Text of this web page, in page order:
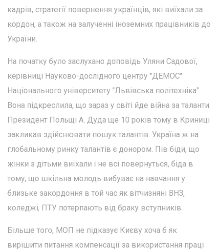
кадрів, стратегії повернення українців, які виїхали за
кордон, а також на залученні іноземних працівників до
України.
На початку було заслухано доповідь Уляни Садової,
керівниці Науково-дослідного центру "ДЕМОС"
Національного університету "Львівська політехніка".
Вона підкреслила, що зараз у світі йде війна за таланти.
Президент Польщі А. Дуда ще 10 років тому в Криниці
закликав здійснювати пошук талантів. Україна ж на
глобальному ринку талантів є донором. Пів біди, що
жінки з дітьми виїхали і не всі повернуться, біда в
тому, що шкільна молодь вибуває на навчання у
близьке закордоння в той час як вітчизняні ВНЗ,
коледжі, ПТУ потерпають від браку вступників.
Більше того, МОП не підказує Києву хоча б як
вирішити питання компенсації за використання праці